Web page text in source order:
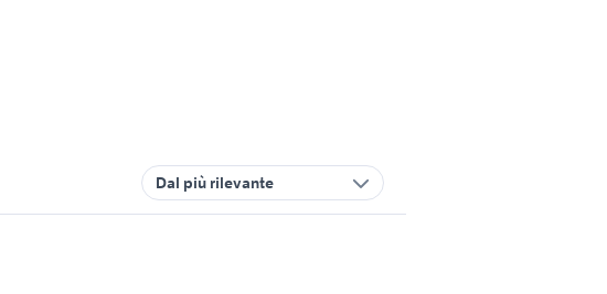
Dal più rilevante